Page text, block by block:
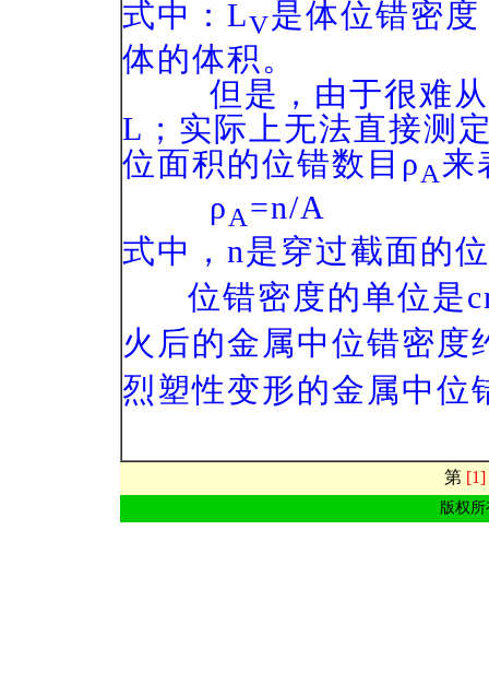
式中：LV是体位错密
体的体积。
但是，由于很难从
L；实际上无法直接测
位面积的位错数目ρA来
ρA=n/A
式中，n是穿过截面的
位错密度的单位是
火后的金属中位错密度
烈塑性变形的金属中位
第 [1]
版权